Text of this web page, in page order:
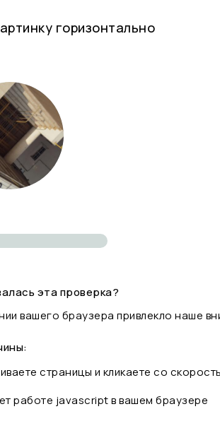
горизонтально
эта проверка?
вашего браузера привлекло наше
страницы и кликаете со
работе javascript в вашем браузере